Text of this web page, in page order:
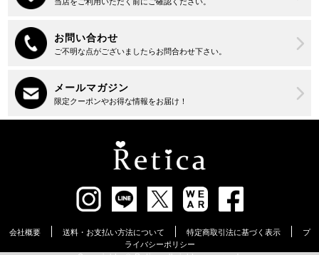
会社概要 送料・お支払い方法について 特定商取引法に基づく表示
プ
ライバシーポリシー